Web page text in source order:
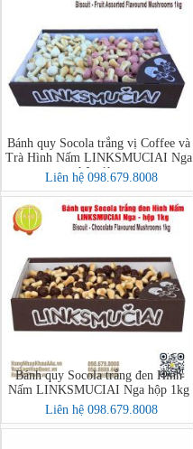
Bánh quy Socola trắng vị Coffee và
Trà Hình Nấm LINKSMUCIAI Nga
hộp 1kg
Liên hệ 098.679.8008
Bánh quy Socola trắng đen Hình
Nấm LINKSMUCIAI Nga hộp 1kg
Liên hệ 098.679.8008